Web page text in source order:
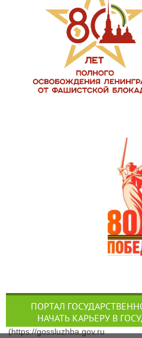
ПОРТАЛ
НАЧАТЬ КАРЬЕРУ В
(https://gossluzhba.gov.ru